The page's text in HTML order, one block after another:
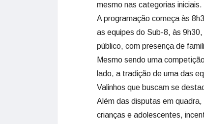
mesmo nas categorias iniciais.
A programação começa às
as equipes do Sub-8, às
público, com presença de
Mesmo sendo uma
lado, a tradição de uma das
Valinhos que buscam se
Além das disputas em
crianças e adolescentes,